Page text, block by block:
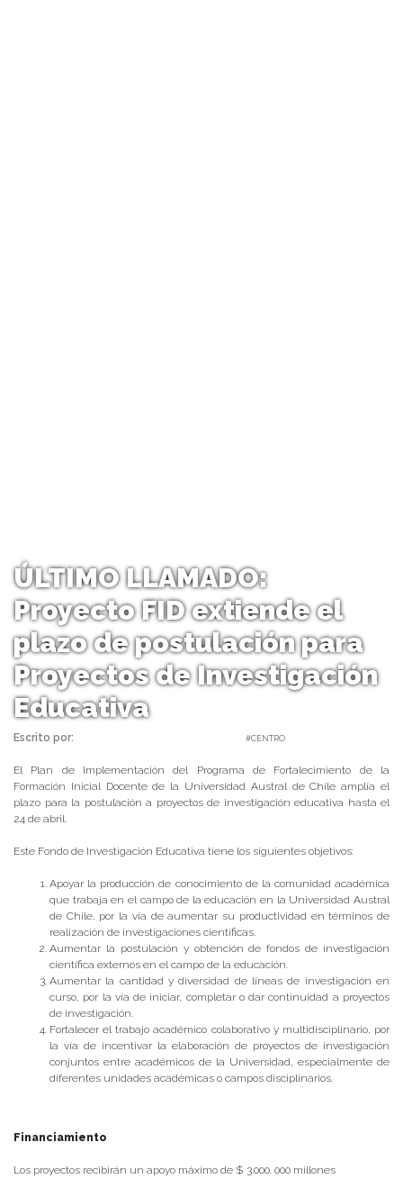
ÚLTIMO LLAMADO:
Proyecto FID extiende el
plazo de postulación para
Proyectos de Investigación
Educativa
Escrito por: #CENTRO
El Plan de Implementación del Programa de Fortalecimiento de la
Formación Inicial Docente de la Universidad Austral de Chile amplía el
plazo para la postulación a proyectos de investigación educativa hasta el
24 de abril.
Este Fondo de Investigación Educativa tiene los siguientes objetivos:
Apoyar la producción de conocimiento de la comunidad académica
que trabaja en el campo de la educación en la Universidad Austral
de Chile, por la vía de aumentar su productividad en términos de
realización de investigaciones científicas.
Aumentar la postulación y obtención de fondos de investigación
científica externos en el campo de la educación.
Aumentar la cantidad y diversidad de líneas de investigación en
curso, por la vía de iniciar, completar o dar continuidad a proyectos
de investigación.
Fortalecer el trabajo académico colaborativo y multidisciplinario, por
la vía de incentivar la elaboración de proyectos de investigación
conjuntos entre académicos de la Universidad, especialmente de
diferentes unidades académicas o campos disciplinarios.
Financiamiento
Los proyectos recibirán un apoyo máximo de $ 3.000. 000 millones